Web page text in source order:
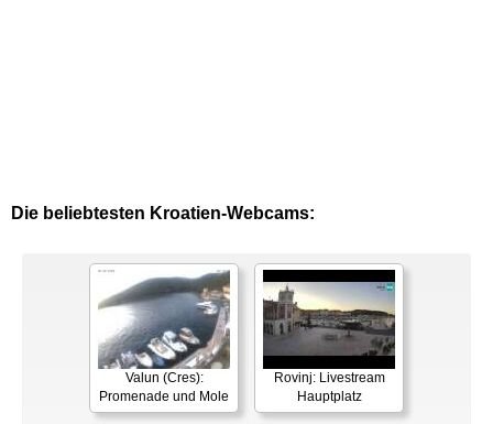
Die beliebtesten Kroatien-Webcams:
Valun (Cres):
Promenade und Mole
Rovinj: Livestream
Hauptplatz